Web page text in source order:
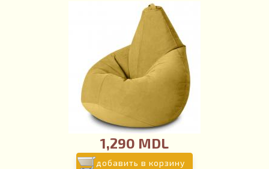
1,290 MDL
добавить в корзину